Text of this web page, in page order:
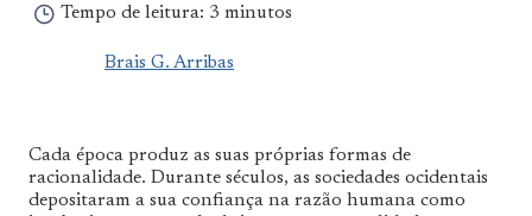
Tempo de leitura: 3 minutos
Brais G. Arribas
Cada época produz as suas próprias formas de
racionalidade. Durante séculos, as sociedades ocidentais
depositaram a sua confiança na razão humana como